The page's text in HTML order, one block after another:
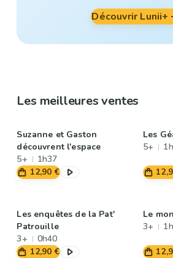
Découvrir Lunii+
Les meilleures ventes
Suzanne et Gaston
découvrent l'espace
5+
1h37
12,90 €
Les
5+
Les enquêtes de la Pat'
Patrouille
3+
0h40
12,90 €
Le
3+